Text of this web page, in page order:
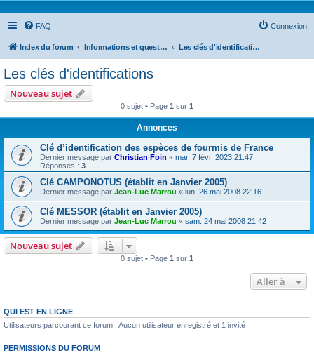
FAQ Connexion
Index du forum Informations et questions taxonomiques Les clés d'identifications
Les clés d'identifications
Nouveau sujet
0 sujet • Page 1 sur 1
Annonces
Clé d’identification des espèces de fourmis de France
Dernier message par Christian Foin « mar. 7 févr. 2023 21:47
Réponses : 3
Clé CAMPONOTUS (établit en Janvier 2005)
Dernier message par Jean-Luc Marrou « lun. 26 mai 2008 22:16
Clé MESSOR (établit en Janvier 2005)
Dernier message par Jean-Luc Marrou « sam. 24 mai 2008 21:42
Nouveau sujet
0 sujet • Page 1 sur 1
Aller à
QUI EST EN LIGNE
Utilisateurs parcourant ce forum : Aucun utilisateur enregistré et 1 invité
PERMISSIONS DU FORUM